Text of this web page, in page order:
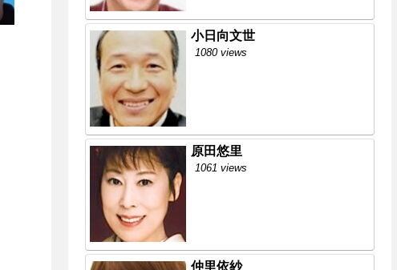
小日向文世
1080 views
原田悠里
1061 views
仲里依紗